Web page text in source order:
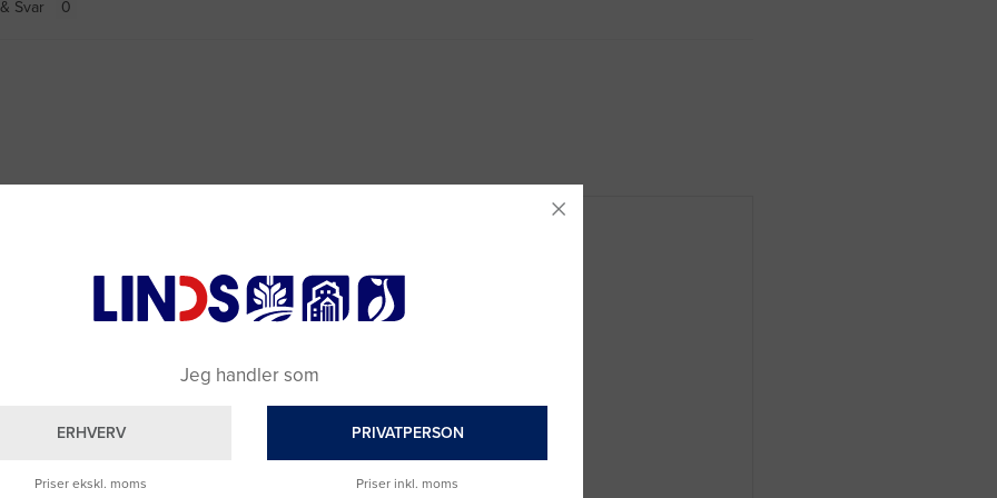
Svar
Jeg handler som
ERHVERV
Priser ekskl. moms
PRIVATPERSON
Priser inkl. moms